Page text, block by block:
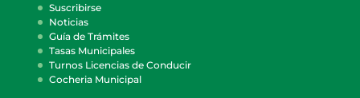
Suscribirse
Noticias
Guía de Trámites
Tasas Municipales
Turnos Licencias de Conducir
Cocheria Municipal